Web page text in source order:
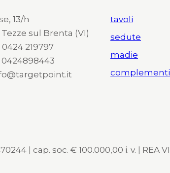
13/h
sul Brenta (VI)
0424 219797
0424898443
tavoli
sedute
madie
complementi
| cap. soc. € 100.000,00 i. v. | REA VI